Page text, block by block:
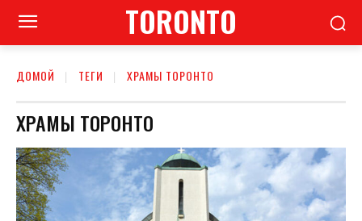
TORONTO
ДОМОЙ ТЕГИ ХРАМЫ ТОРОНТО
ХРАМЫ ТОРОНТО